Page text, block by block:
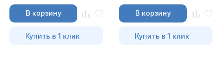
В корзину
Купить в 1 клик
В корзину
Купить в 1 клик